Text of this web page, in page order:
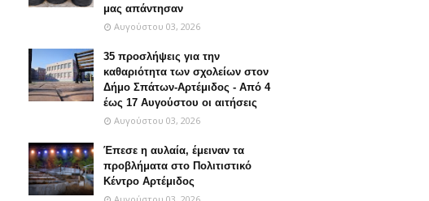
μας απάντησαν
Αυγούστου 03, 2026
35 προσλήψεις για την
καθαριότητα των σχολείων στον
Δήμο Σπάτων-Αρτέμιδος - Από 4
έως 17 Αυγούστου οι αιτήσεις
Αυγούστου 03, 2026
Έπεσε η αυλαία, έμειναν τα
προβλήματα στο Πολιτιστικό
Κέντρο Αρτέμιδος